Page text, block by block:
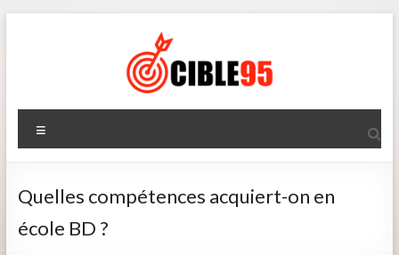
Cible95
Quelles compétences acquiert-on en
école BD ?